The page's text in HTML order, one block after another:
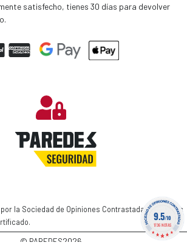
satisfecho, tienes 30 días para devolver
la Sociedad de Opiniones Contrastadas, haga clic
.
© PAREDES2026
9.5/10
1736 NOTAS